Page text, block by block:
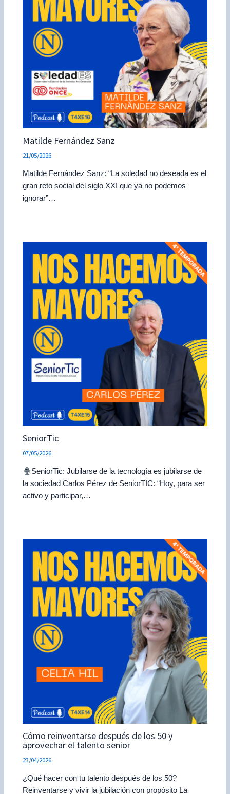
Matilde Fernández Sanz
21/05/2026
Matilde Fernández Sanz: “La soledad no deseada es el
gran reto social del siglo XXI que ya no podemos
ignorar”…
SeniorTic
07/05/2026
SeniorTic: Jubilarse de la tecnología es jubilarse de
la sociedad Carlos Pérez de SeniorTIC: “Hoy, para ser
activo y participar,…
Cómo reinventarse después de los 50 y
aprovechar el talento senior
23/04/2026
¿Qué hacer con tu talento después de los 50?
Reinventarse y vivir la jubilación con propósito La